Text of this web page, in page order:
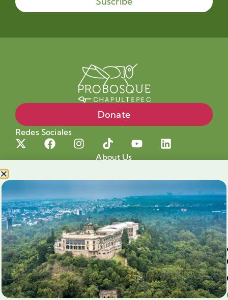
Donate
Redes Sociales
About Us
Our cause
Shop for a cause
Blog
Chapultepec Volunteering
Aliados
Legales
Prensa